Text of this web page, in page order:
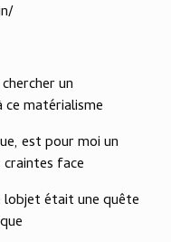
un
ce matérialisme
est pour moi un
face
lobjet était une quête